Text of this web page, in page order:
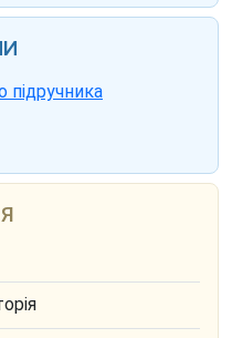
підручника